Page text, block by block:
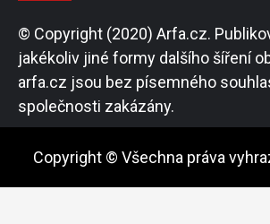
© Copyright (2020) Arfa.cz.
jakékoliv jiné formy dalšího šíření
arfa.cz jsou bez písemného
společnosti zakázány.
Copyright © Všechna práva